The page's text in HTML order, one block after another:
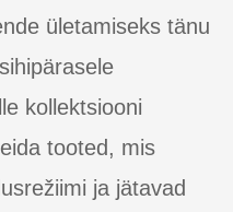
ületamiseks tänu
kollektsiooni
tooted, mis
ja jätavad